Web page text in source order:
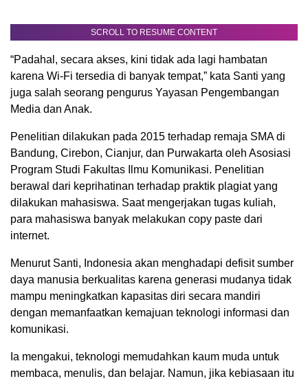
SCROLL TO RESUME CONTENT
“Padahal, secara akses, kini tidak ada lagi hambatan
karena Wi-Fi tersedia di banyak tempat,” kata Santi yang
juga salah seorang pengurus Yayasan Pengembangan
Media dan Anak.
Penelitian dilakukan pada 2015 terhadap remaja SMA di
Bandung, Cirebon, Cianjur, dan Purwakarta oleh Asosiasi
Program Studi Fakultas Ilmu Komunikasi. Penelitian
berawal dari keprihatinan terhadap praktik plagiat yang
dilakukan mahasiswa. Saat mengerjakan tugas kuliah,
para mahasiswa banyak melakukan copy paste dari
internet.
Menurut Santi, Indonesia akan menghadapi defisit sumber
daya manusia berkualitas karena generasi mudanya tidak
mampu meningkatkan kapasitas diri secara mandiri
dengan memanfaatkan kemajuan teknologi informasi dan
komunikasi.
Ia mengakui, teknologi memudahkan kaum muda untuk
membaca, menulis, dan belajar. Namun, jika kebiasaan itu